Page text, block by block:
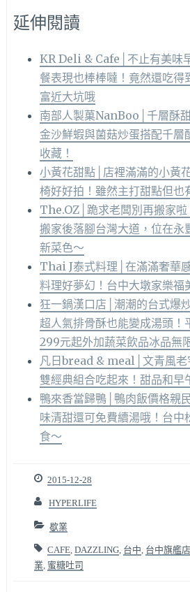
延伸閱讀
KR Deli & Cafe│不止有美味
餐表現也棒棒噠！竟然還吃得
富近大坑哦
南部人製菓NanBoo│千層酥
金沙鮮蝦與菌菇炒蛋搭配千層
收藏！
小黃花甜點│店裡滿滿的小黃
椅好好拍！雖然主打甜點但也
The.OZ│跪求老闆別再搬家
搬家後落腳台灣大道，位在永
新菜色～
Thai J泰式料理│在滿滿奢華
料理好夢幻！台中大墩家樂福
狂一鍋漢口店│潮潮的台式爆
超人氣排骨酥也能變成湯頭！
299元起外加蔬菜飲品冰品無
凡日bread & meal│文青風老
雙經典組合吃起來！甜品和早
鴨來香當歸鴨│鴨肉飯價格親
味清甜還可免費續湯哦！台中
食～
2015-12-28
HYPERLIFE
歇業
CAFE, DAZZLING, 台中 台中旗艦店
業, 蜜糖吐司